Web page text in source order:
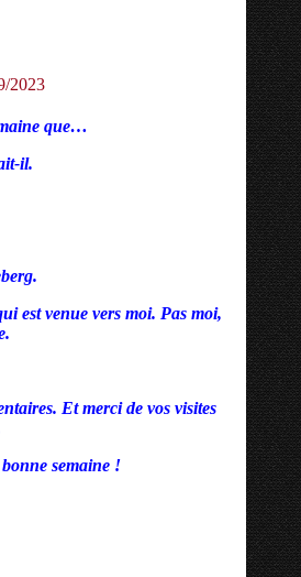
que…
il.
est venue vers moi. Pas moi,
Et merci de vos visites
semaine !